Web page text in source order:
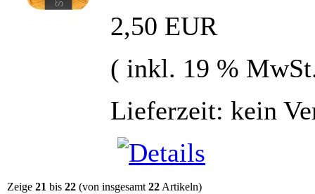
2,50 EUR
( inkl. 19 %
Lieferzeit: kein
Zeige 21 bis 22 (von insgesamt 22 Artikeln)